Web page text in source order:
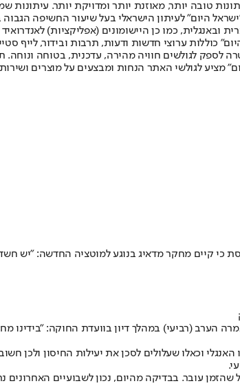
טובה יותר, מאוזנת יותר ומדויקת יותר. עיתונות
המודפסת הראשונה פורסמה ב-30 ביולי 2007, וב-2010 הפך "ישראל היום"
כוללות ערוצי חדשות ודעות, תרבות ובידור, לייף
לספק לגולשים חוויה מהירה, עדכנית, בטוחה
מציע לגולשי האתר הנחות ומבצעים על מוצרים
כי קיים מחקר מדאיג בנוגע למוטציה החדשה: "יש
הערב (רביעי) במהלך דיון בוועדת החוקה: "בידינו
וכאלו שעלולים לסכן את יעילות החיסון ולכן